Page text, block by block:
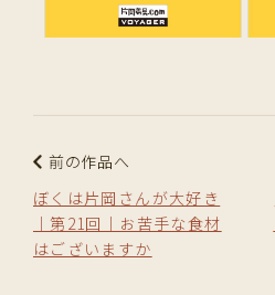
前の作品へ
ぼくは片岡さんが大好き
｜第21回｜お苦手な食材
はございますか